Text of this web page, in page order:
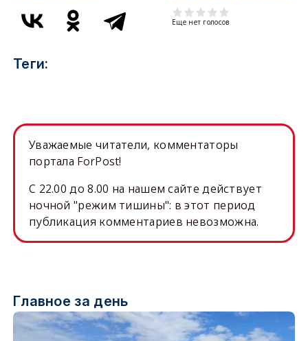
Еще нет голосов
Теги:
Уважаемые читатели, комментаторы
портала ForPost!
C 22.00 до 8.00 на нашем сайте действует
ночной "режим тишины": в этот период
публикация комментариев невозможна.
Главное за день